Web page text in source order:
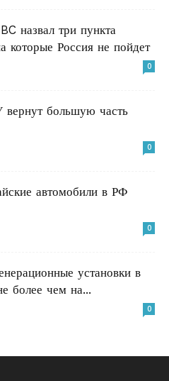
назвал три пункта
которые Россия не пойдет
0
вернут большую часть
0
автомобили в РФ
0
установки в
более чем на...
0